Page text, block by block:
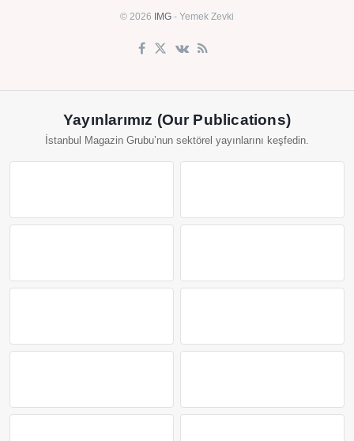
© 2026 IMG - Yemek Zevki
Yayınlarımız (Our Publications)
İstanbul Magazin Grubu’nun sektörel yayınlarını keşfedin.